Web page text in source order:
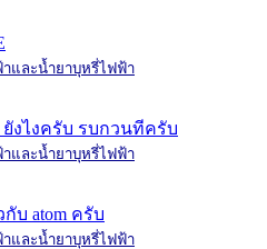
และน้ำยาบุหรี่ไฟฟ้า
ยังไงครับ รบกวนทีครับ
และน้ำยาบุหรี่ไฟฟ้า
กับ atom ครับ
และน้ำยาบุหรี่ไฟฟ้า